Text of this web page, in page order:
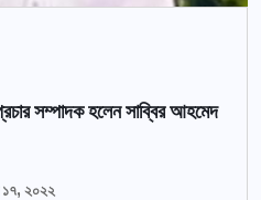
সম্পাদক হলেন সাব্বির আহমেদ
১৭, ২০২২